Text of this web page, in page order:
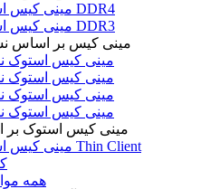
مینی کیس استوک DDR4
مینی کیس استوک DDR3
مینی کیس بر اساس
مینی کیس استوک
مینی کیس استوک
مینی کیس استوک
مینی کیس استوک
مینی کیس استوک
مینی کیس استوک Thin Client
همه